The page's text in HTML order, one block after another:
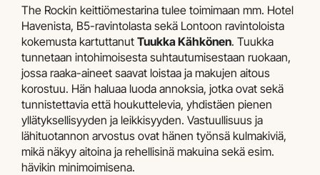
The Rockin keittiömestarina tulee toimimaan mm. Hotel
Havenista, B5-ravintolasta sekä Lontoon ravintoloista
kokemusta kartuttanut Tuukka Kähkönen. Tuukka
tunnetaan intohimoisesta suhtautumisestaan ruokaan,
jossa raaka-aineet saavat loistaa ja makujen aitous
korostuu. Hän haluaa luoda annoksia, jotka ovat sekä
tunnistettavia että houkuttelevia, yhdistäen pienen
yllätyksellisyyden ja leikkisyyden. Vastuullisuus ja
lähituotannon arvostus ovat hänen työnsä kulmakiviä,
mikä näkyy aitoina ja rehellisinä makuina sekä esim.
hävikin minimoimisena.